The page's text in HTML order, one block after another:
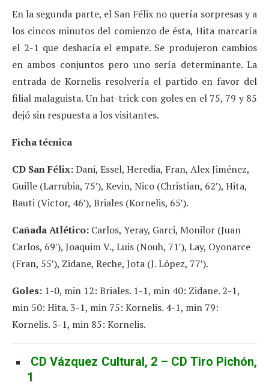
En la segunda parte, el San Félix no quería sorpresas y a
los cincos minutos del comienzo de ésta, Hita marcaría
el 2-1 que deshacía el empate. Se produjeron cambios
en ambos conjuntos pero uno sería determinante. La
entrada de Kornelis resolvería el partido en favor del
filial malaguista. Un hat-trick con goles en el 75, 79 y 85
dejó sin respuesta a los visitantes.
Ficha técnica
CD San Félix:Dani, Essel, Heredia, Fran, Alex Jiménez,
Guille (Larrubia, 75′), Kevin, Nico (Christian, 62′), Hita,
Bauti (Victor, 46′), Briales (Kornelis, 65′).
Cañada Atlético: Carlos, Yeray, Garci, Monilor (Juan
Carlos, 69′), Joaquim V., Luis (Nouh, 71′), Lay, Oyonarce
(Fran, 55′), Zidane, Reche, Jota (J. López, 77′).
Goles: 1-0, min 12: Briales. 1-1, min 40: Zidane. 2-1,
min 50: Hita. 3-1, min 75: Kornelis. 4-1, min 79:
Kornelis. 5-1, min 85: Kornelis.
CD Vázquez Cultural, 2 – CD Tiro Pichón,
1